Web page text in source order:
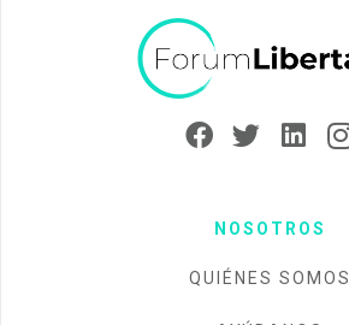
NOSOTROS
QUIÉNES SOMOS